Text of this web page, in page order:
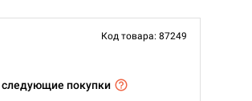
Код товара: 87249
следующие покупки